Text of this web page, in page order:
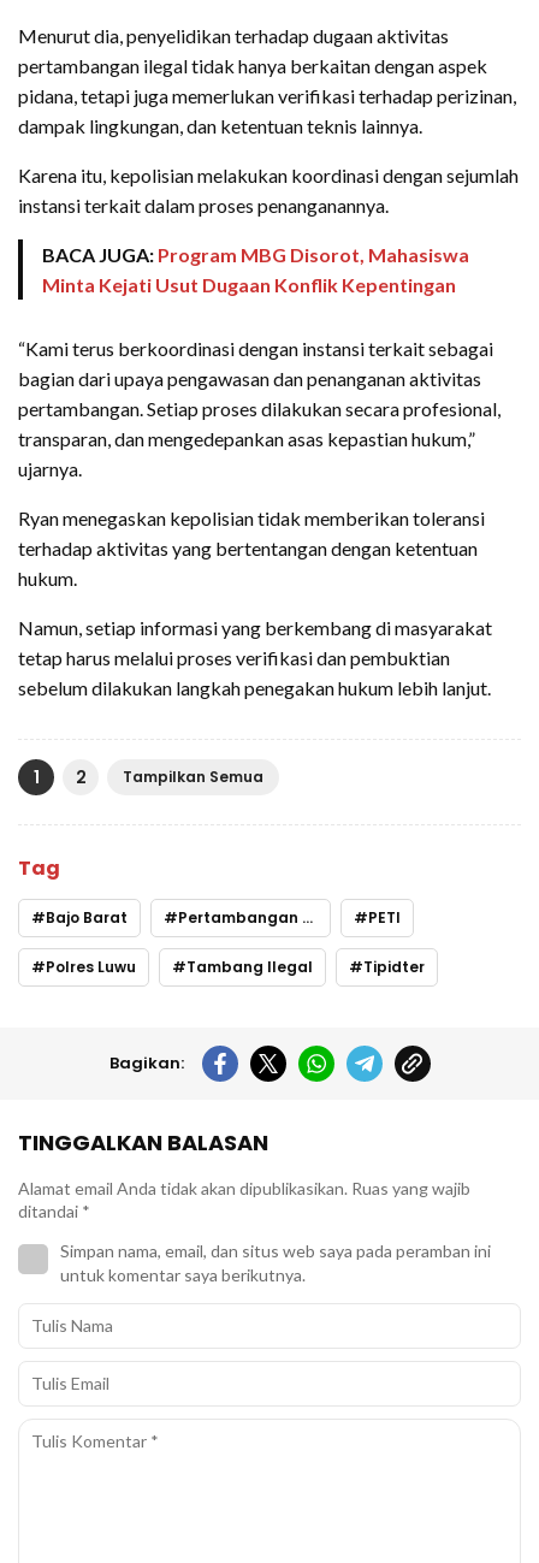
Menurut dia, penyelidikan terhadap dugaan aktivitas
pertambangan ilegal tidak hanya berkaitan dengan aspek
pidana, tetapi juga memerlukan verifikasi terhadap perizinan,
dampak lingkungan, dan ketentuan teknis lainnya.
Karena itu, kepolisian melakukan koordinasi dengan sejumlah
instansi terkait dalam proses penanganannya.
BACA JUGA: Program MBG Disorot, Mahasiswa
Minta Kejati Usut Dugaan Konflik Kepentingan
“Kami terus berkoordinasi dengan instansi terkait sebagai
bagian dari upaya pengawasan dan penanganan aktivitas
pertambangan. Setiap proses dilakukan secara profesional,
transparan, dan mengedepankan asas kepastian hukum,”
ujarnya.
Ryan menegaskan kepolisian tidak memberikan toleransi
terhadap aktivitas yang bertentangan dengan ketentuan
hukum.
Namun, setiap informasi yang berkembang di masyarakat
tetap harus melalui proses verifikasi dan pembuktian
sebelum dilakukan langkah penegakan hukum lebih lanjut.
1 2 Tampilkan Semua
Tag
Bajo Barat Pertambangan Emas PETI
Polres Luwu Tambang Ilegal Tipidter
Bagikan:
TINGGALKAN BALASAN
Alamat email Anda tidak akan dipublikasikan. Ruas yang wajib
ditandai *
Simpan nama, email, dan situs web saya pada peramban ini
untuk komentar saya berikutnya.